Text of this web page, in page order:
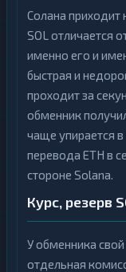
Солана приходит
SOL отличается
именно его и
быстрая и
проходит за
обменник
чаще упирается
перевода ETH в
стороне Solana.
Курс, резерв
У обменника свой
отдельная